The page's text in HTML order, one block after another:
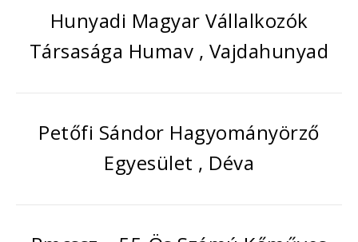
Hunyadi Magyar Vállalkozók
Társasága Humav , Vajdahunyad
Petőfi Sándor Hagyományörző
Egyesület , Déva